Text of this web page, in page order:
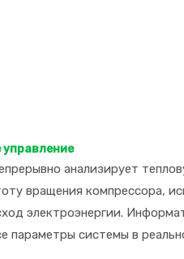
управление
анализирует
вращения компрессора,
электроэнергии.
параметры системы в